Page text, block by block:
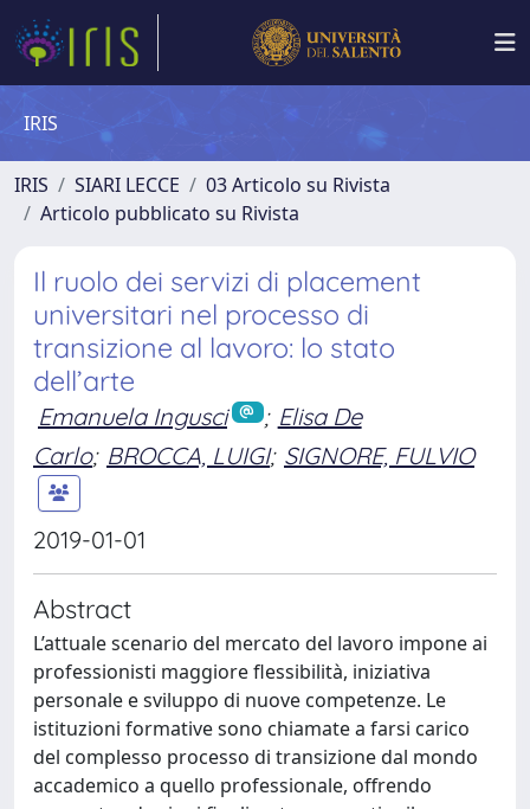
IRIS
IRIS SIARI LECCE
03 Articolo su Rivista
Articolo pubblicato su Rivista
Il ruolo dei servizi di placement
universitari nel processo di
transizione al lavoro: lo stato
dell’arte
Emanuela Ingusci ; Elisa De
Carlo; BROCCA, LUIGI; SIGNORE, FULVIO
2019-01-01
Abstract
L’attuale scenario del mercato del lavoro impone ai
professionisti maggiore flessibilità, iniziativa
personale e sviluppo di nuove competenze. Le
istituzioni formative sono chiamate a farsi carico
del complesso processo di transizione dal mondo
accademico a quello professionale, offrendo